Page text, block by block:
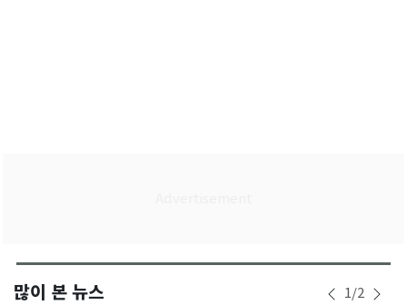
많이 본 뉴스 1/2